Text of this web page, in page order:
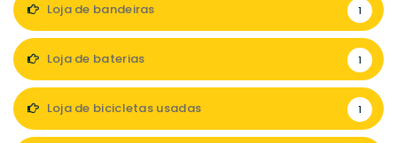
Loja de bandeiras 1
Loja de baterias 1
Loja de bicicletas usadas 1